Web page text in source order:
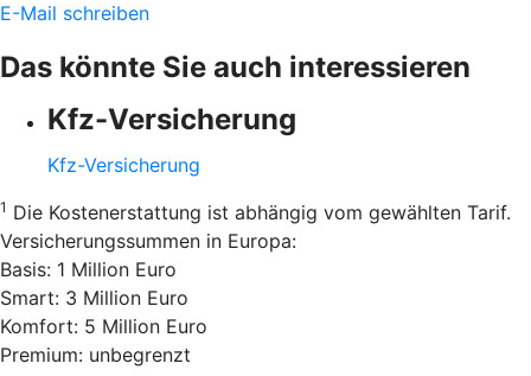
E-Mail schreiben
Das könnte Sie auch interessieren
Kfz-Versicherung
Kfz-Versicherung
1 Die Kostenerstattung ist abhängig vom gewählten Tarif.
Versicherungssummen in Europa:
Basis: 1 Million Euro
Smart: 3 Million Euro
Komfort: 5 Million Euro
Premium: unbegrenzt